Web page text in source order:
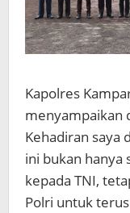
Kapolres
menyampaikan
Kehadiran saya
ini bukan hanya
kepada TNI,
Polri untuk